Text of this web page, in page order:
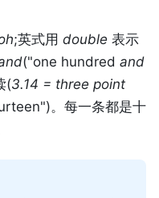
;英式用 double 表示
("one hundred and
(3.14 = three point
。每一条都是十